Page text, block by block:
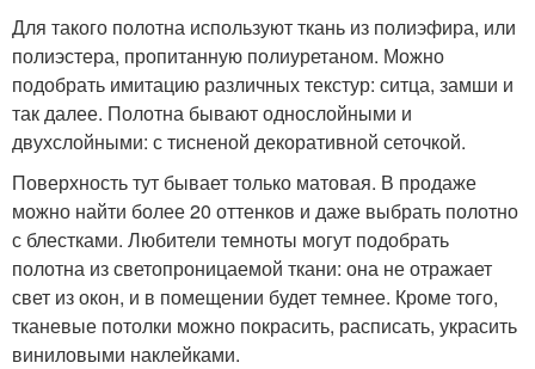
Для такого полотна используют ткань из полиэфира, или
полиэстера, пропитанную полиуретаном. Можно
подобрать имитацию различных текстур: ситца, замши и
так далее. Полотна бывают однослойными и
двухслойными: с тисненой декоративной сеточкой.
Поверхность тут бывает только матовая. В продаже
можно найти более 20 оттенков и даже выбрать полотно
с блестками. Любители темноты могут подобрать
полотна из светопроницаемой ткани: она не отражает
свет из окон, и в помещении будет темнее. Кроме того,
тканевые потолки можно покрасить, расписать, украсить
виниловыми наклейками.